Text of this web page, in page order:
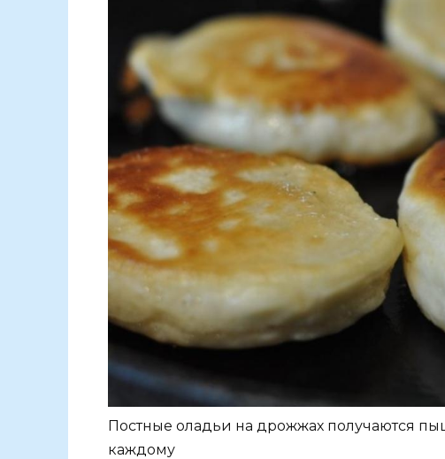
Постные оладьи на дрожжах получаются
каждому